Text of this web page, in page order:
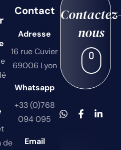
de
Contact
Adresse
16 rue Cuvier
69006 Lyon
Whatsapp
+33 (0)768
094 095
Email
nous